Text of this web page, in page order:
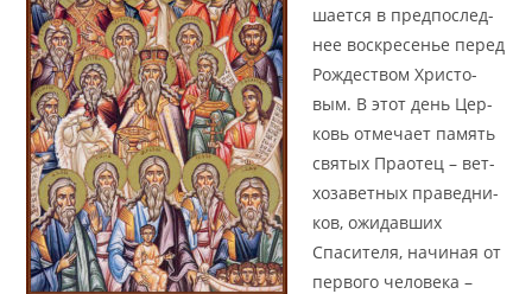
ша­ет­ся в пред­по­след­
нее вос­кре­се­нье пе­ред
Рож­де­ством Хри­сто­
вым. В этот день Цер­
ковь от­ме­ча­ет па­мять
свя­тых Пра­о­тец – вет­
хо­за­вет­ных пра­вед­ни­
ков, ожидавших
Спасителя, на­чи­ная от
пер­во­го че­ло­ве­ка –